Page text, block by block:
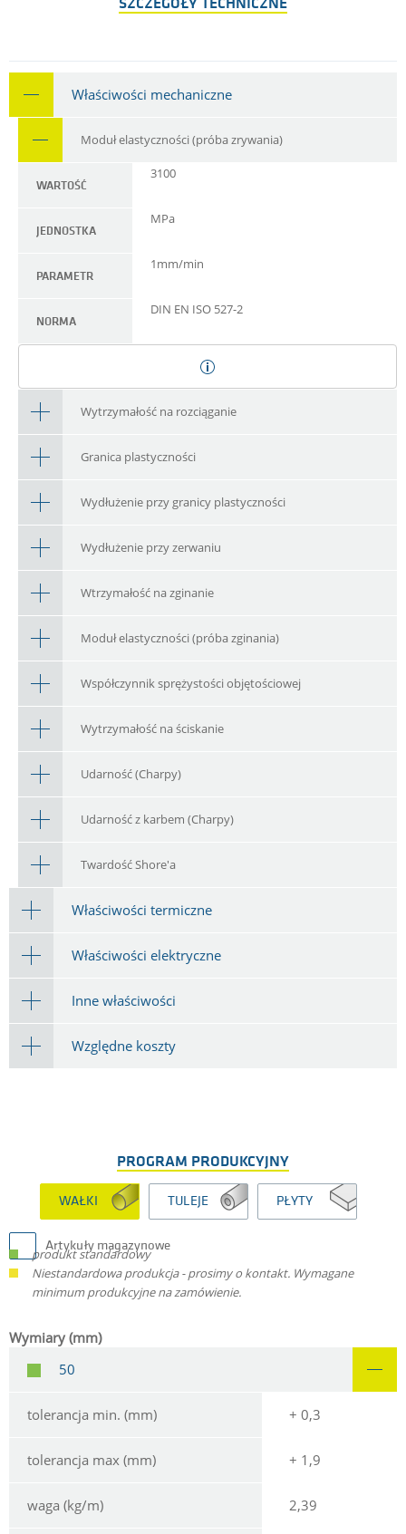
SZCZEGÓŁY TECHNICZNE
Właściwości mechaniczne
Moduł elastyczności (próba zrywania)
WARTOŚĆ
3100
JEDNOSTKA
MPa
PARAMETR
1mm/min
NORMA
DIN EN ISO 527-2
Wytrzymałość na rozciąganie
Granica plastyczności
Wydłużenie przy granicy plastyczności
Wydłużenie przy zerwaniu
Wtrzymałość na zginanie
Moduł elastyczności (próba zginania)
Współczynnik sprężystości objętościowej
Wytrzymałość na ściskanie
Udarność (Charpy)
Udarność z karbem (Charpy)
Twardość Shore'a
Właściwości termiczne
Właściwości elektryczne
Inne właściwości
Względne koszty
PROGRAM PRODUKCYJNY
WAŁKI TULEJE PŁYTY
Artykuły magazynowe
produkt standardowy
Niestandardowa produkcja - prosimy o kontakt. Wymagane
minimum produkcyjne na zamówienie.
Wymiary (mm)
50
tolerancja min. (mm) + 0,3
tolerancja max (mm) + 1,9
waga (kg/m) 2,39